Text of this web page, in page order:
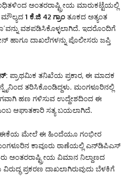
ಅಂತರರಾಷ್ಟ್ರೀಯ ಮಾರುಕಟ್ಟೆಯಲ್ಲಿ
ಮೌಲ್ಯದ 1 ಕೆ.ಜಿ 42 ಗ್ರಾಂ ತೂಕದ ಅತ್ಯಂತ
ವಶಪಡಿಸಿಕೊಳ್ಳಲಾಗಿದೆ. ಇದರೊಂದಿಗೆ
ಹಾಗೂ ದಾಖಲೆಗಳನ್ನು ಪೊಲೀಸರು ಜಪ್ತಿ
ಪ್ರಾಥಮಿಕ ತನಿಖೆಯ ಪ್ರಕಾರ, ಈ ಮಾದಕ
ತರಿಸಿಕೊಂಡಿದ್ದಳು. ಮಂಗಳೂರಿನಲ್ಲಿ
ಹಣ ಗಳಿಸುವ ಉದ್ದೇಶದಿಂದ ಈ
ಆಘಾತಕಾರಿ ಸತ್ಯ ಬಯಲಾಗಿದೆ.
ಮೇಲೆ ಈ ಹಿಂದೆಯೂ ಗಂಭೀರ
ಕಾವೂರು ಠಾಣೆಯಲ್ಲಿ ಎನ್‌ಡಿಪಿಎಸ್
ಅಂತರರಾಷ್ಟ್ರೀಯ ವಿಮಾನ ನಿಲ್ದಾಣದ
ಪ್ರಕರಣ ದಾಖಲಾಗಿರುವುದು ಬೆಳಕಿಗೆ